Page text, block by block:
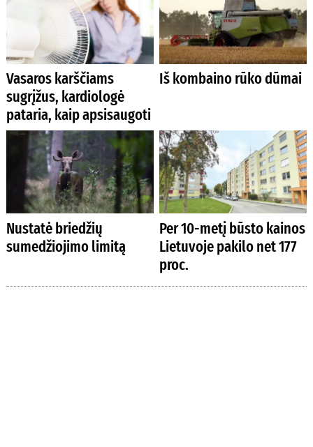
Vasaros karščiams
sugrįžus, kardiologė
pataria, kaip apsisaugoti
Iš kombaino rūko dūmai
Nustatė briedžių
sumedžiojimo limitą
Per 10-metį būsto kainos
Lietuvoje pakilo net 177
proc.